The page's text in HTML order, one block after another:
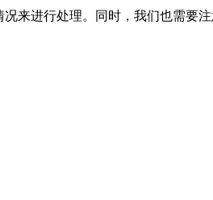
来进行处理。同时，我们也需要